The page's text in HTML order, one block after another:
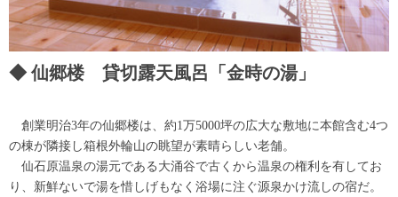
仙郷楼 貸切露天風呂「金時の湯」
創業明治3年の仙郷楼は、約1万5000坪の広大な敷地に本館含む4つ
の棟が隣接し箱根外輪山の眺望が素晴らしい老舗。
仙石原温泉の湯元である大涌谷で古くから温泉の権利を有してお
り、新鮮ないで湯を惜しげもなく浴場に注ぐ源泉かけ流しの宿だ。